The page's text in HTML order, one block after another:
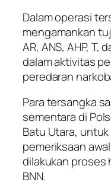
Dalam operasi
mengamankan
AR, ANS, AHP,
dalam aktivitas
peredaran
Para tersangka
sementara di
Batu Utara,
pemeriksaan
dilakukan proses
BNN.